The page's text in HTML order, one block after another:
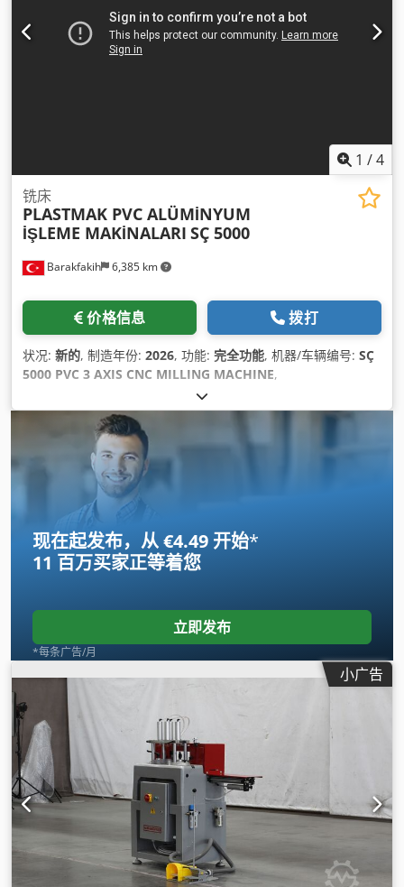
1 /4
Barakfakih 6,385 km
铣床
PLASTMAK PVC ALÜMİNYUM
İŞLEME MAKİNALARI SÇ 5000
价格信息 拨打
状况: 新的, 制造年份: 2026, 功能: 完全功能, 机器/车辆编号: SÇ
5000 PVC 3 AXIS CNC MILLING MACHINE,
现在起发布，从 €4.49 开始*
11 百万买家正等着您
立即发布
*每条广告/月
小广告